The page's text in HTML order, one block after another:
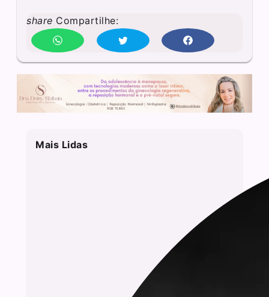
share Compartilhe:
Mais Lidas